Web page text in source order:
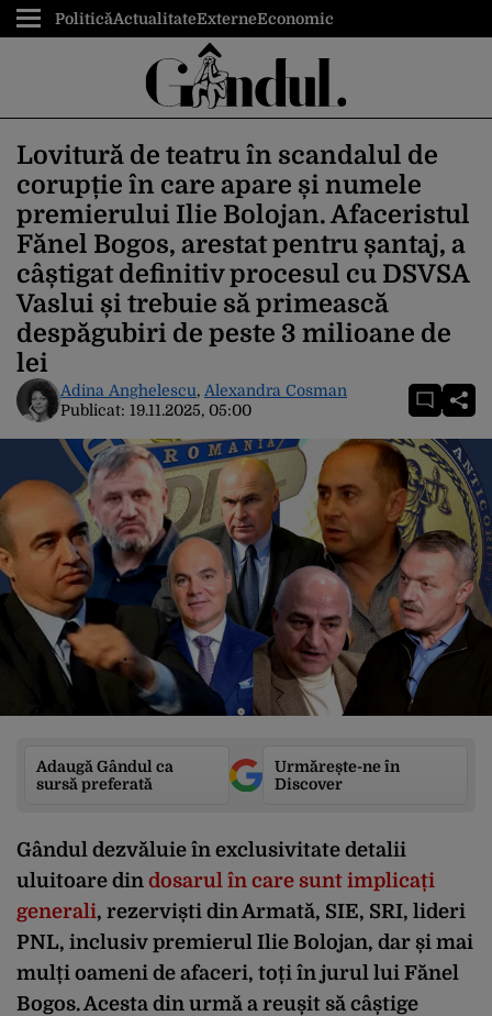
PoliticăActualitateExterneEconomic
Lovitură de teatru în scandalul de
corupție în care apare și numele
premierului Ilie Bolojan. Afaceristul
Fănel Bogos, arestat pentru șantaj, a
câștigat definitiv procesul cu DSVSA
Vaslui și trebuie să primească
despăgubiri de peste 3 milioane de
lei
Adina Anghelescu, Alexandra Cosman
Publicat: 19.11.2025, 05:00
Adaugă Gândul ca
sursă preferată
Urmărește-ne în
Discover
Gândul dezvăluie în exclusivitate detalii
uluitoare din dosarul în care sunt implicați
generali, rezerviști din Armată, SIE, SRI, lideri
PNL, inclusiv premierul Ilie Bolojan, dar și mai
mulți oameni de afaceri, toți în jurul lui Fănel
Bogos. Acesta din urmă a reușit să câștige